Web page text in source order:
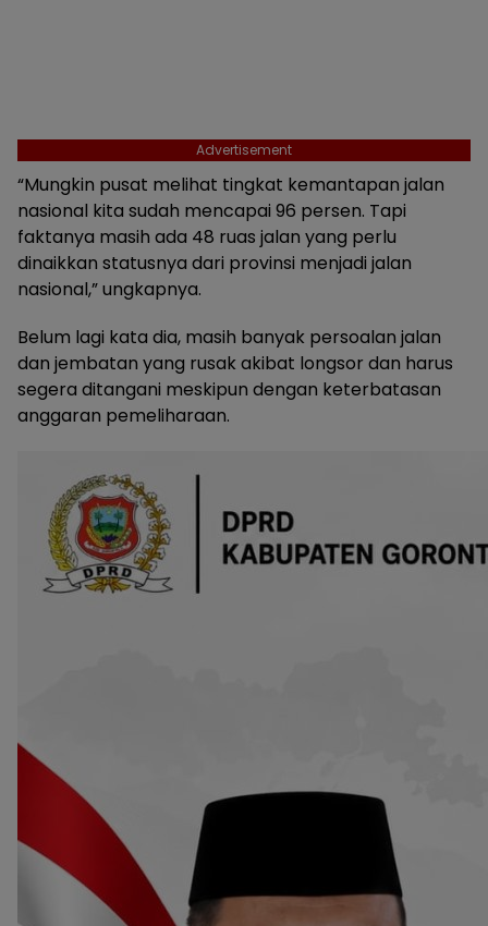
Advertisement
“Mungkin pusat melihat tingkat kemantapan jalan
nasional kita sudah mencapai 96 persen. Tapi
faktanya masih ada 48 ruas jalan yang perlu
dinaikkan statusnya dari provinsi menjadi jalan
nasional,” ungkapnya.
Belum lagi kata dia, masih banyak persoalan jalan
dan jembatan yang rusak akibat longsor dan harus
segera ditangani meskipun dengan keterbatasan
anggaran pemeliharaan.